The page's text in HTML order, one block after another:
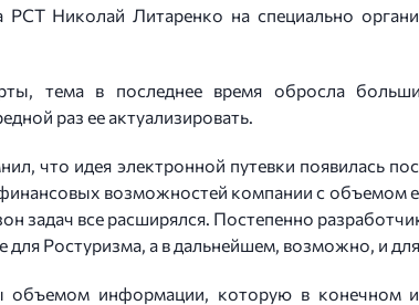
РСТ Николай Литаренко на специально
тема в последнее время обросла
раз ее актуализировать.
что идея электронной путевки появилась
возможностей компании с объемом
задач все расширялся. Постепенно
Ростуризма, а в дальнейшем, возможно, и
информации, которую в конечном